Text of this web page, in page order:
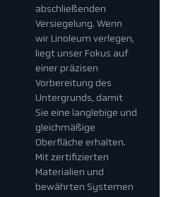
abschließenden
Versiegelung. Wenn
wir Linoleum verlegen,
liegt unser Fokus auf
einer präzisen
Vorbereitung des
Untergrunds, damit
Sie eine langlebige und
gleichmäßige
Oberfläche erhalten.
Mit zertifizierten
Materialien und
bewährten Systemen